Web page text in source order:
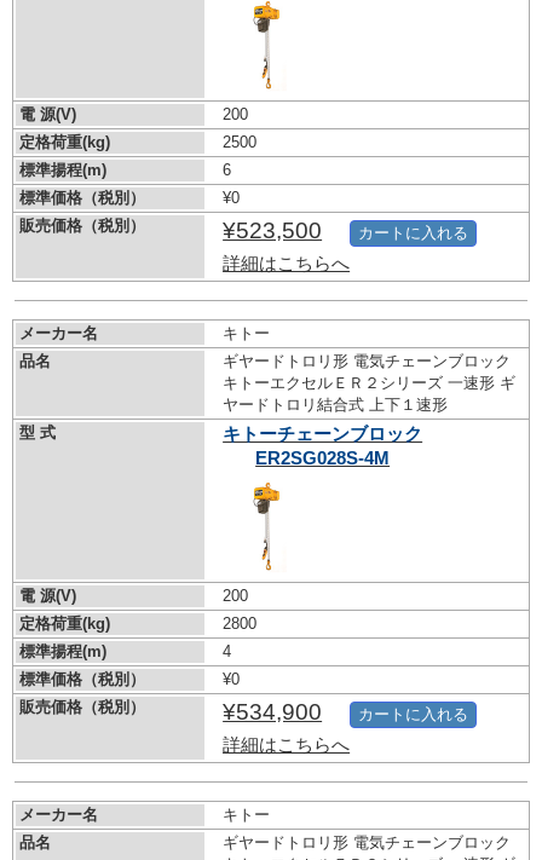
電 源(V)
200
定格荷重(kg)
2500
標準揚程(m)
6
標準価格（税別）
¥0
販売価格（税別）
¥523,500
詳細はこちらへ
カートに入れる
メーカー名
キトー
品名
ギヤードトロリ形 電気チェーンブロック
キトーエクセルＥＲ２シリーズ 一速形 ギ
ヤードトロリ結合式 上下１速形
型 式
キトーチェーンブロック
ER2SG028S-4M
電 源(V)
200
定格荷重(kg)
2800
標準揚程(m)
4
標準価格（税別）
¥0
販売価格（税別）
¥534,900
詳細はこちらへ
カートに入れる
メーカー名
キトー
品名
ギヤードトロリ形 電気チェーンブロック